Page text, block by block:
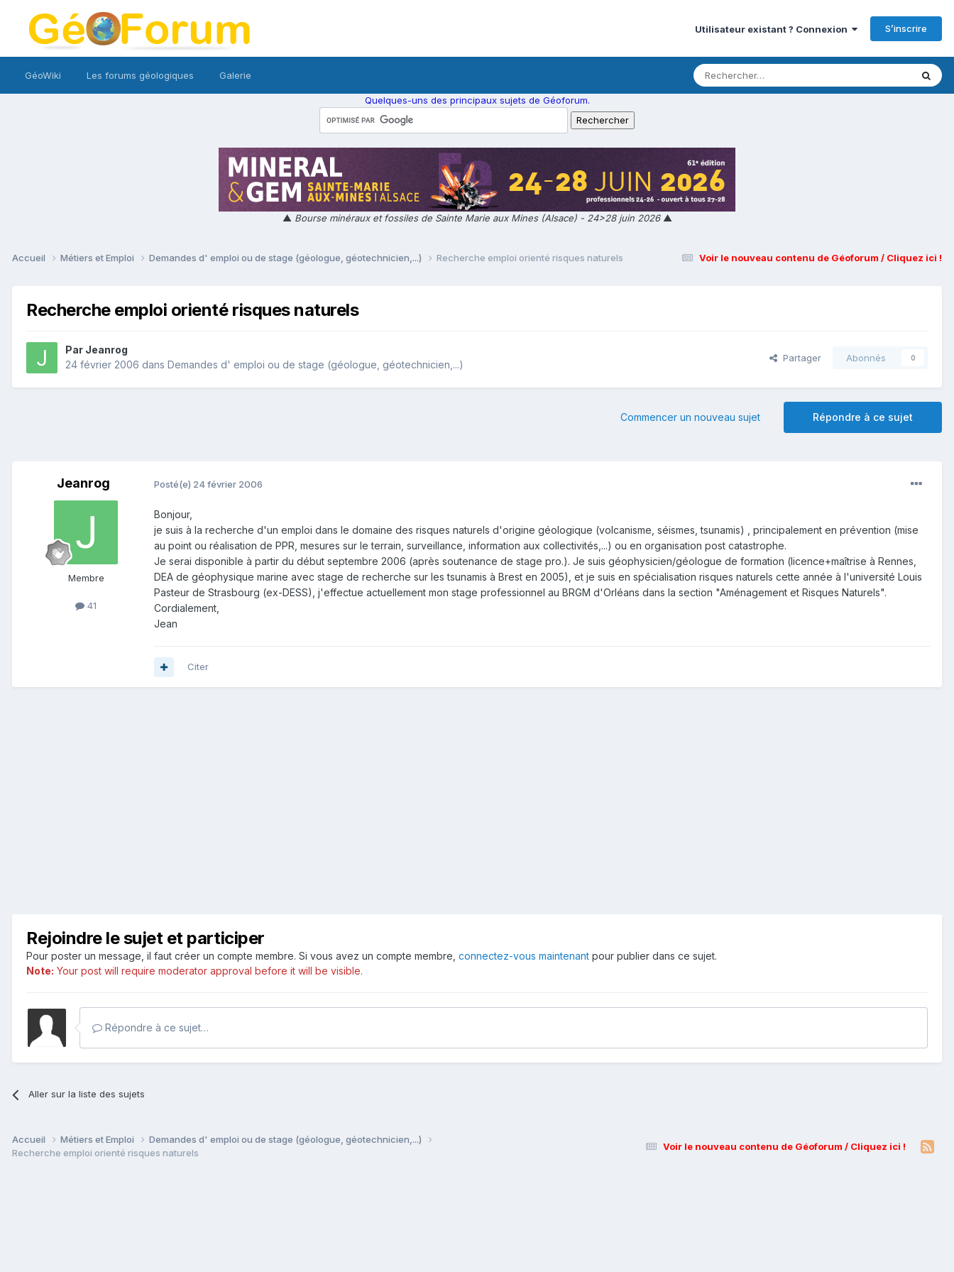
Utilisateur existant ? Connexion S’inscrire
GéoWiki Les forums géologiques Galerie
Quelques-uns des principaux sujets de Géoforum.
▲ Bourse minéraux et fossiles de Sainte Marie aux Mines (Alsace) - 24>28 juin 2026▲
Voir le nouveau contenu de Géoforum / Cliquez ici !
Accueil Métiers et Emploi Demandes d' emploi ou de stage (géologue, géotechnicien,...) Recherche emploi orienté risques naturels
Recherche emploi orienté risques naturels
Par Jeanrog
24 février 2006 dans Demandes d' emploi ou de stage (géologue, géotechnicien,...)
Partager Abonnés 0
Répondre à ce sujet
Commencer un nouveau sujet
Jeanrog
Membre
41
Posté(e) 24 février 2006
Bonjour,
je suis à la recherche d'un emploi dans le domaine des risques naturels d'origine géologique (volcanisme, séismes, tsunamis) , principalement en prévention (mise
au point ou réalisation de PPR, mesures sur le terrain, surveillance, information aux collectivités,...) ou en organisation post catastrophe.
Je serai disponible à partir du début septembre 2006 (après soutenance de stage pro.). Je suis géophysicien/géologue de formation (licence+maîtrise à Rennes,
DEA de géophysique marine avec stage de recherche sur les tsunamis à Brest en 2005), et je suis en spécialisation risques naturels cette année à l'université Louis
Pasteur de Strasbourg (ex-DESS), j'effectue actuellement mon stage professionnel au BRGM d'Orléans dans la section "Aménagement et Risques Naturels".
Cordialement,
Jean
Citer
Rejoindre le sujet et participer
Pour poster un message, il faut créer un compte membre. Si vous avez un compte membre, connectez-vous maintenant pour publier dans ce sujet.
Note: Your post will require moderator approval before it will be visible.
Répondre à ce sujet…
Aller sur la liste des sujets
Voir le nouveau contenu de Géoforum / Cliquez ici !
Accueil Métiers et Emploi
Demandes d' emploi ou de stage (géologue, géotechnicien,...)
Recherche emploi orienté risques naturels